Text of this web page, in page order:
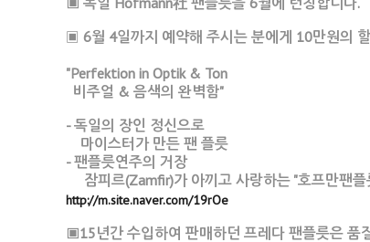
▣ 6월 4일까지 예약해 주시는 분에게 10만원의
"Perfektion in Optik & Ton
비주얼 & 음색의 완벽함"
- 독일의 장인 정신으로
마이스터가 만든 팬 플릇
- 팬플릇연주의 거장
잠피르(Zamfir)가 아끼고 사랑하는 "호프만팬플
http://m.site.naver.com/19rOe
▣15년간 수입하여 판매하던 프레다 팬플릇은 품